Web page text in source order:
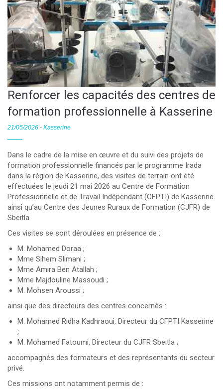
Renforcer les capacités des centres de
formation professionnelle à Kasserine
21/05/2026 - Kasserine
Dans le cadre de la mise en œuvre et du suivi des projets de
formation professionnelle financés par le programme Irada
dans la région de Kasserine, des visites de terrain ont été
effectuées le jeudi 21 mai 2026 au Centre de Formation
Professionnelle et de Travail Indépendant (CFPTI) de Kasserine
ainsi qu’au Centre des Jeunes Ruraux de Formation (CJFR) de
Sbeitla.
Ces visites se sont déroulées en présence de :
M. Mohamed Doraa ;
Mme Sihem Slimani ;
Mme Amira Ben Atallah ;
Mme Majdouline Massoudi ;
M. Mohsen Aroussi ;
ainsi que des directeurs des centres concernés :
M. Mohamed Ridha Kadhraoui, Directeur du CFPTI Kasserine
;
M. Mohamed Fatoumi, Directeur du CJFR Sbeitla ;
accompagnés des formateurs et des représentants du secteur
privé.
Ces missions ont notamment permis de :